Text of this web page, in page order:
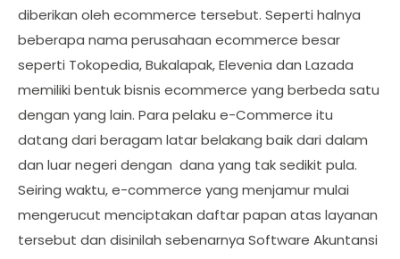
diberikan oleh ecommerce tersebut. Seperti halnya
beberapa nama perusahaan ecommerce besar
seperti Tokopedia, Bukalapak, Elevenia dan Lazada
memiliki bentuk bisnis ecommerce yang berbeda satu
dengan yang lain. Para pelaku e-Commerce itu
datang dari beragam latar belakang baik dari dalam
dan luar negeri dengan dana yang tak sedikit pula.
Seiring waktu, e-commerce yang menjamur mulai
mengerucut menciptakan daftar papan atas layanan
tersebut dan disinilah sebenarnya Software Akuntansi